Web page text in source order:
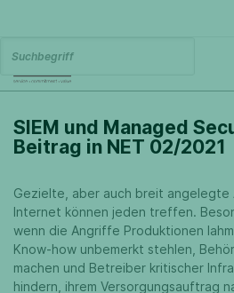
SIEM und Managed
Beitrag in NET 02/2021
Gezielte, aber auch breit angelegte
Internet können jeden treffen.
wenn die Angriffe Produktionen
Know-how unbemerkt stehlen,
machen und Betreiber kritischer
hindern, ihrem Versorgungsauftrag